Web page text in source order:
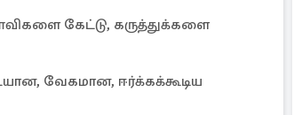
கேட்டு, கருத்துக்களை
வேகமான, ஈர்க்கக்கூடிய